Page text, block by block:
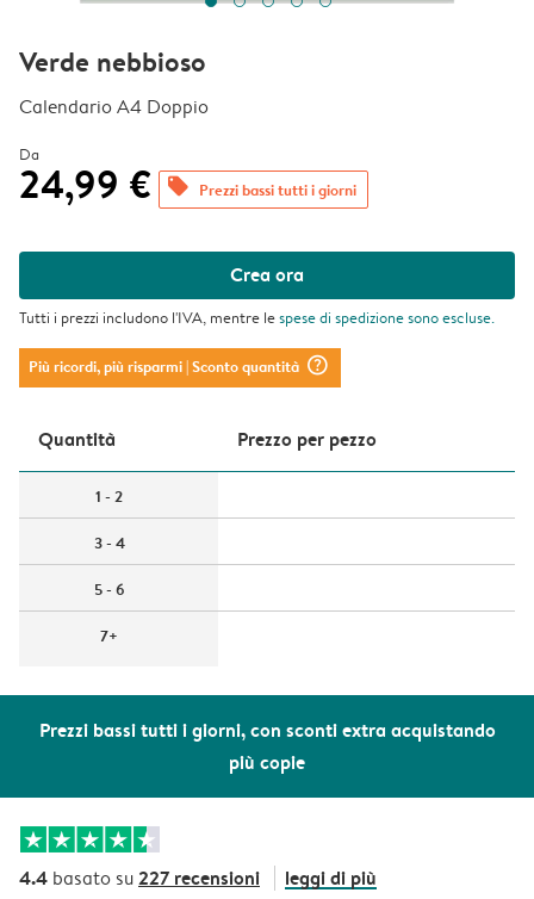
Prezzi bassi tutti i giorni, con sconti extra acquistando
più copie
Verde nebbioso
Calendario A4 Doppio
Da
24,99 € offers Prezzi bassi tutti i giorni
Crea ora
Tutti i prezzi includono l'IVA, mentre lespese di spedizionesono escluse.
Più ricordi, più risparmi| Sconto quantità question_mark_circle
Quantità Prezzo per pezzo
1 - 2
3 - 4
5 - 6
7+
4.4 basato su227 recensioni leggi di più